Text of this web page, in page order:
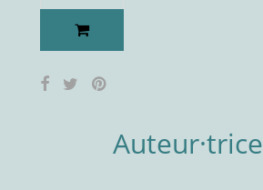
Auteur·trice